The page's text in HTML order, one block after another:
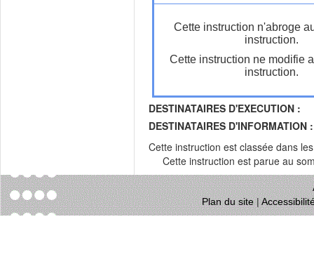
Cette instruction n'abroge
instruction.
Cette instruction ne modifie
instruction.
DESTINATAIRES D'EXECUTION :
DESTINATAIRES D'INFORMATION :
Cette instruction est classée dans
Cette instruction est parue au
Plan du site|